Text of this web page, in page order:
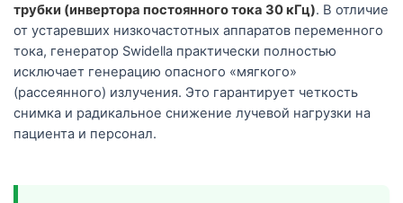
трубки (инвертора постоянного тока 30 кГц). В отличие
от устаревших низкочастотных аппаратов переменного
тока, генератор Swidella практически полностью
исключает генерацию опасного «мягкого»
(рассеянного) излучения. Это гарантирует четкость
снимка и радикальное снижение лучевой нагрузки на
пациента и персонал.